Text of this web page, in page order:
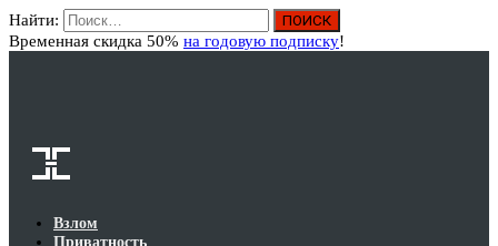
Найти:
Временная скидка 50% на годовую подписку!
Взлом
Приватность